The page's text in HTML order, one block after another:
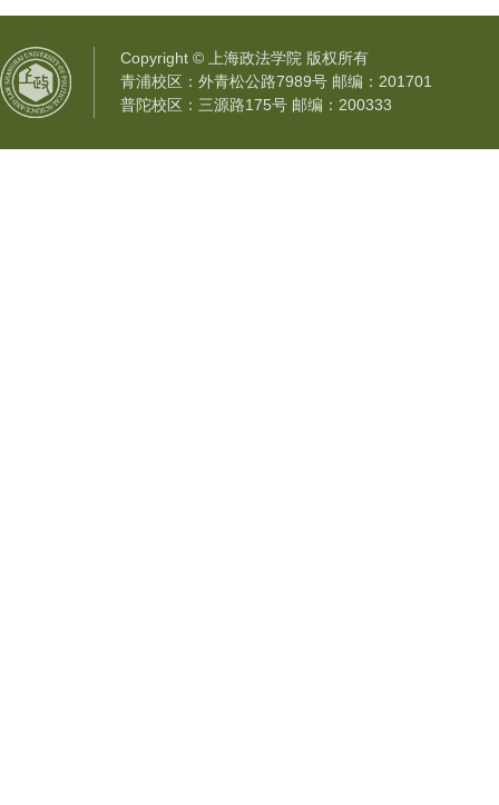
Copyright © 上海政法学院 版权所有
青浦校区：外青松公路7989号 邮编：201701
普陀校区：三源路175号 邮编：200333